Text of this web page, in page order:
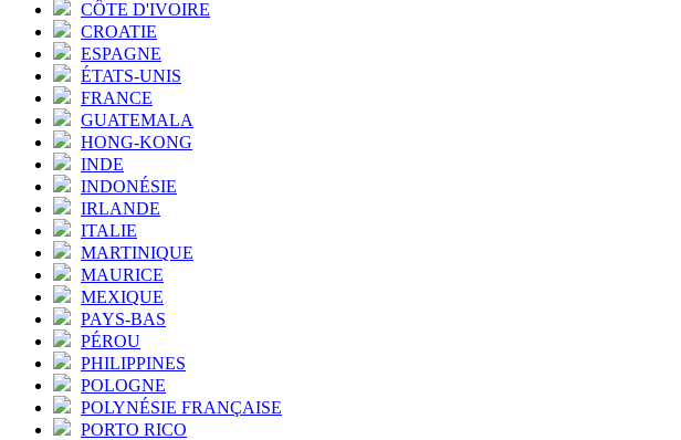
CÔTE D'IVOIRE
CROATIE
ESPAGNE
ÉTATS-UNIS
FRANCE
GUATEMALA
HONG-KONG
INDE
INDONÉSIE
IRLANDE
ITALIE
MARTINIQUE
MAURICE
MEXIQUE
PAYS-BAS
PÉROU
PHILIPPINES
POLOGNE
POLYNÉSIE FRANÇAISE
PORTO RICO